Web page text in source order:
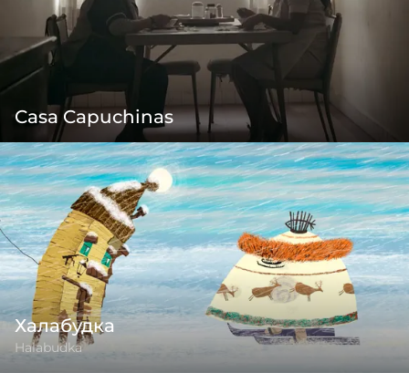
Casa Capuchinas
Халабудка
Halabudka